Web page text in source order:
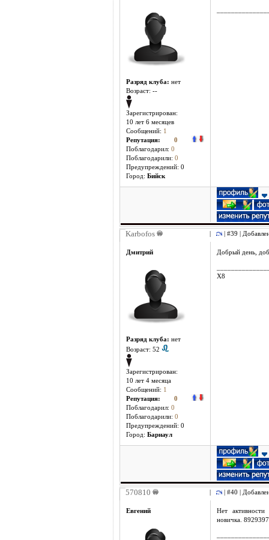
Разряд клуба: нет
Возраст: --
Зарегистрирован:
10 лет 6 месяцев
Сообщений: 1
Репутация: 0
Поблагодарил: 0
Поблагодарили: 0
Предупреждений: 0
Город: Бийск
Karbofos | #39 |
Дмитрий
Разряд клуба: нет
Возраст: 52
Зарегистрирован:
10 лет 4 месяцa
Сообщений: 1
Репутация: 0
Поблагодарил: 0
Поблагодарили: 0
Предупреждений: 0
Город: Барнаул
Добрый день,
Х8
570810 | #40 |
Евгений
Нет
новичка.